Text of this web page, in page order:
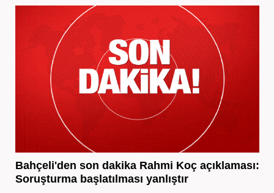
Bahçeli'den son dakika Rahmi Koç açıklaması:
Soruşturma başlatılması yanlıştır